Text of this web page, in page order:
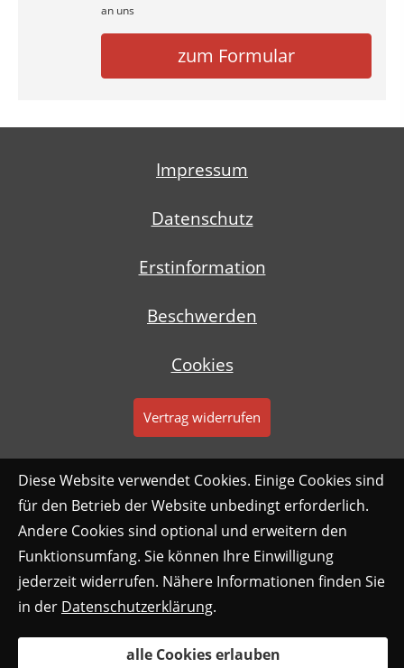
an uns
zum Formular
Impressum
Datenschutz
Erstinformation
Beschwerden
Cookies
Vertrag widerrufen
Diese Website verwendet Cookies. Einige Cookies sind
für den Betrieb der Website unbedingt erforderlich.
Andere Cookies sind optional und erweitern den
Funktionsumfang. Sie können Ihre Einwilligung
jederzeit widerrufen. Nähere Informationen finden Sie
in der Datenschutzerklärung.
alle Cookies erlauben